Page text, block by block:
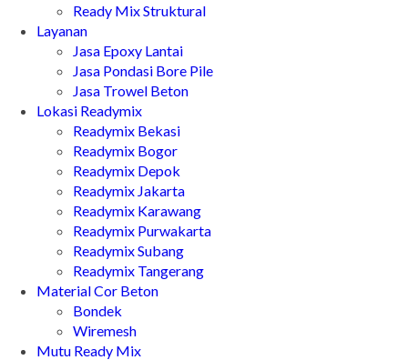
Ready Mix Struktural
Layanan
Jasa Epoxy Lantai
Jasa Pondasi Bore Pile
Jasa Trowel Beton
Lokasi Readymix
Readymix Bekasi
Readymix Bogor
Readymix Depok
Readymix Jakarta
Readymix Karawang
Readymix Purwakarta
Readymix Subang
Readymix Tangerang
Material Cor Beton
Bondek
Wiremesh
Mutu Ready Mix